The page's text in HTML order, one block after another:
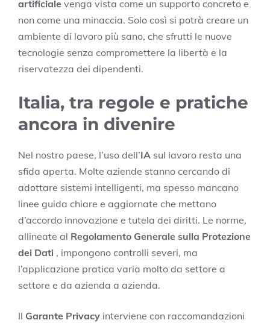
artificiale venga vista come un supporto concreto e
non come una minaccia. Solo così si potrà creare un
ambiente di lavoro più sano, che sfrutti le nuove
tecnologie senza compromettere la libertà e la
riservatezza dei dipendenti.
Italia, tra regole e pratiche
ancora in divenire
Nel nostro paese, l’uso dell’IA sul lavoro resta una
sfida aperta. Molte aziende stanno cercando di
adottare sistemi intelligenti, ma spesso mancano
linee guida chiare e aggiornate che mettano
d’accordo innovazione e tutela dei diritti. Le norme,
allineate al Regolamento Generale sulla Protezione
dei Dati , impongono controlli severi, ma
l’applicazione pratica varia molto da settore a
settore e da azienda a azienda.
Il Garante Privacy interviene con raccomandazioni